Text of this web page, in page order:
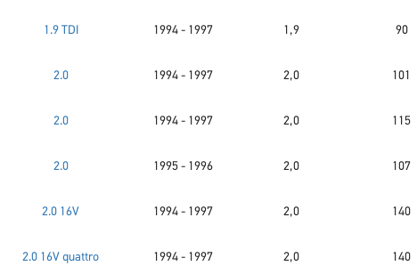
1.9 TDI 1994 - 1997 1,9 90
2.0 1994 - 1997 2,0 101
2.0 1994 - 1997 2,0 115
2.0 1995 - 1996 2,0 107
2.0 16V 1994 - 1997 2,0 140
2.0 16V quattro 1994 - 1997 2,0 140